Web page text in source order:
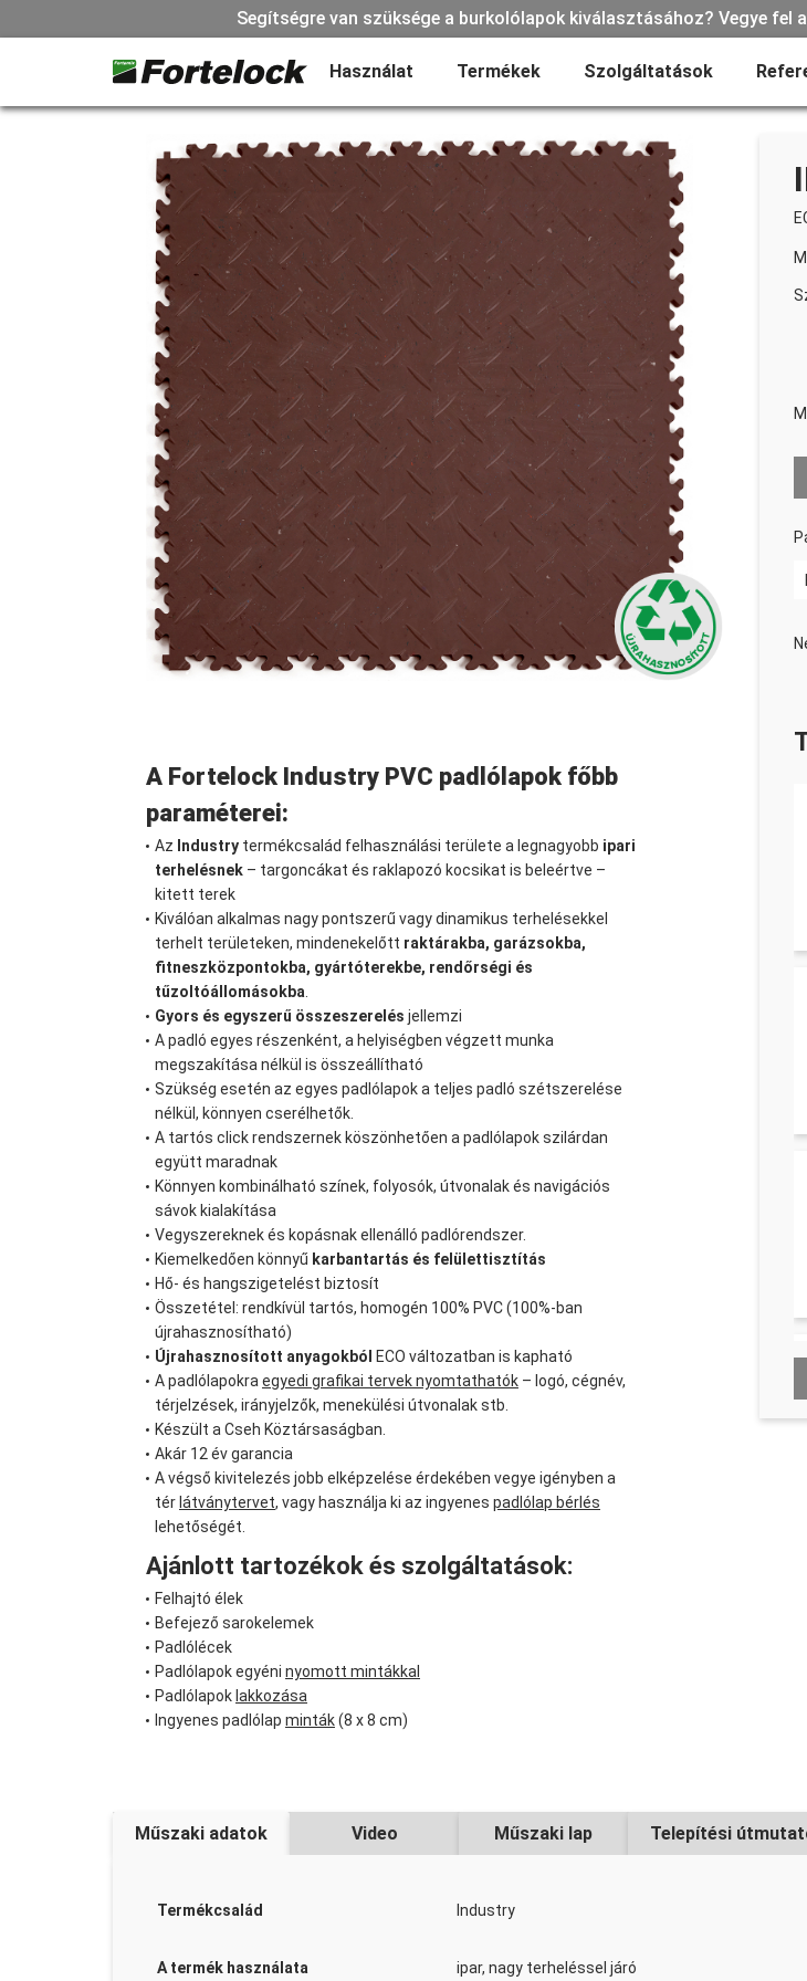
Segítségre van szüksége a burkolólapok kiválasztásához? Vegye
Használat Termékek Szolgáltatások
A Fortelock Industry PVC padlólapok főbb
paraméterei:
Az Industry termékcsalád felhasználási területe a legnagyobb ipari
terhelésnek – targoncákat és raklapozó kocsikat is beleértve –
kitett terek
Kiválóan alkalmas nagy pontszerű vagy dinamikus terhelésekkel
terhelt területeken, mindenekelőtt raktárakba, garázsokba,
fitneszközpontokba, gyártóterekbe, rendőrségi és
tűzoltóállomásokba
Gyors és egyszerű összeszerelés jellemzi
A padló egyes részenként, a helyiségben végzett munka
megszakítása nélkül is összeállítható
Szükség esetén az egyes padlólapok a teljes padló szétszerelése
nélkül, könnyen cserélhetők.
A tartós click rendszernek köszönhetően a padlólapok szilárdan
együtt maradnak
Könnyen kombinálható színek, folyosók, útvonalak és navigációs
sávok kialakítása
Vegyszereknek és kopásnak ellenálló padlórendszer.
Kiemelkedően könnyű karbantartás és felülettisztítás
Hő- és hangszigetelést biztosít
Összetétel: rendkívül tartós, homogén 100% PVC (100%-ban
újrahasznosítható)
Újrahasznosított anyagokból
ECO változatban is kapható
A padlólapokra egyedi grafikai tervek nyomtathatók – logó, cégnév,
térjelzések, irányjelzők, menekülési útvonalak stb.
Készült a Cseh Köztársaságban.
Akár 12 év garancia
A végső kivitelezés jobb elképzelése érdekében vegye igényben a
tér látványtervet, vagy használja ki az ingyenes padlólap bérlés
lehetőségét.
Ajánlott tartozékok és szolgáltatások:
Felhajtó élek
Befejező sarokelemek
Padlólécek
Padlólapok egyéni nyomott mintákkal
Padlólapoklakkozása
Ingyenes padlólap minták(8 x 8 cm)
Műszaki adatok Video Műszaki lap Telepítési
Termékcsalád Industry
A termék használata
ipar, nagy terheléssel járó